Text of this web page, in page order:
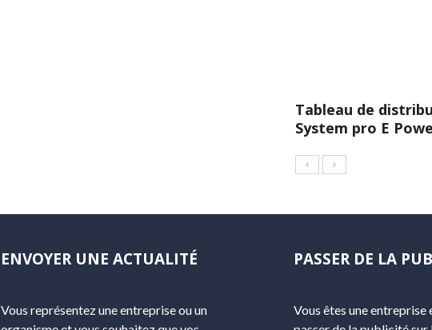
Tableau de
System pro E
ENVOYER UNE ACTUALITÉ
Vous représentez une entreprise ou un
PASSER DE LA
Vous êtes une entreprise